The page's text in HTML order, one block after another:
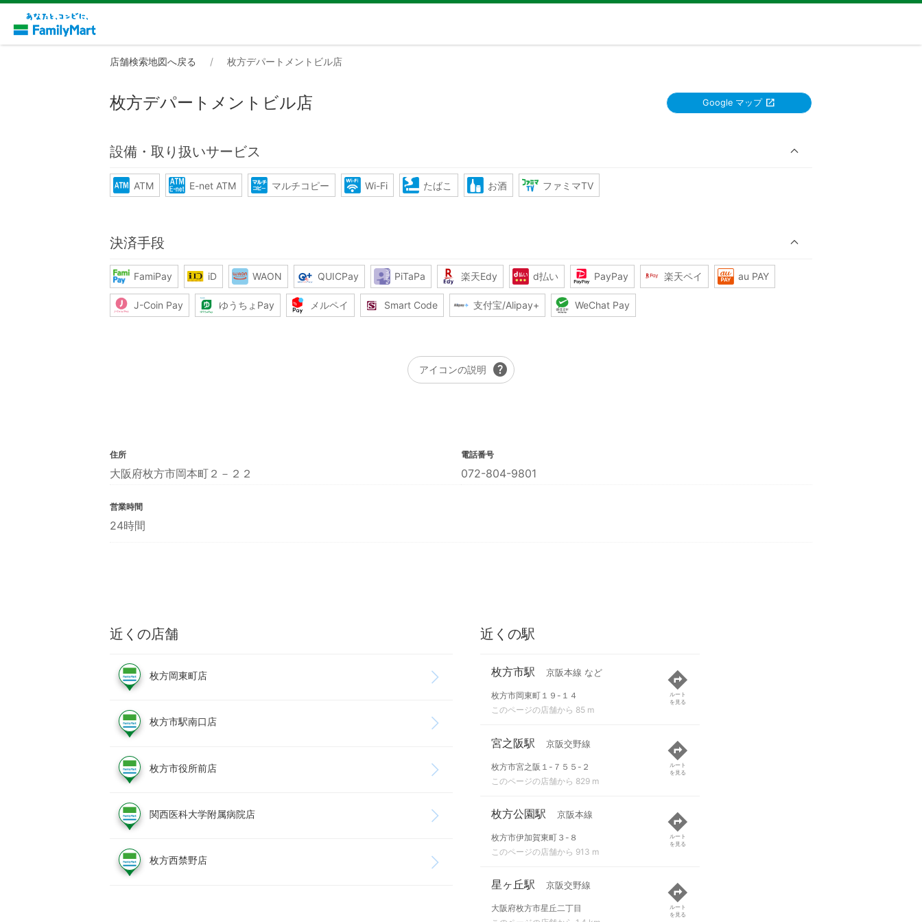
店舗検索地図へ戻る 枚方デパートメントビル店
枚方デパートメントビル店 Google マップ
設備・取り扱いサービス
ATM E-net ATM マルチコピー Wi-Fi たばこ お酒 ファミマTV
決済手段
FamiPay iD WAON QUICPay PiTaPa 楽天Edy d払い PayPay 楽天ペイ au PAY
J-Coin Pay ゆうちょPay メルペイ Smart Code 支付宝/Alipay+ WeChat Pay
アイコンの説明 help
住所
大阪府枚方市岡本町２－２２
電話番号
072-804-9801
営業時間
24時間
近くの店舗
枚方岡東町店
枚方市駅南口店
枚方市役所前店
関西医科大学附属病院店
枚方西禁野店
近くの駅
枚方市駅 京阪本線 など
枚方市岡東町１９-１４
このページの店舗から 85 m
ルート
を見る
宮之阪駅 京阪交野線
枚方市宮之阪１-７５５-２
このページの店舗から 829 m
ルート
を見る
枚方公園駅 京阪本線
枚方市伊加賀東町３-８
このページの店舗から 913 m
ルート
を見る
星ヶ丘駅 京阪交野線
大阪府枚方市星丘二丁目
ルート
を見る